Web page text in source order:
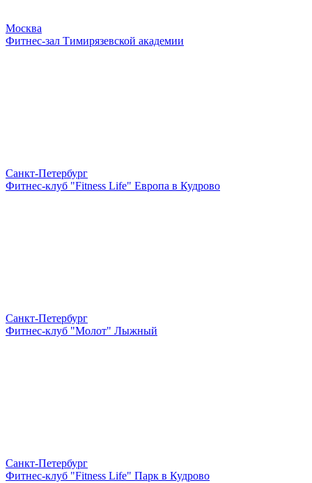
Москва
Фитнес-зал Тимирязевской академии
Санкт-Петербург
Фитнес-клуб "Fitness Life" Европа в Кудрово
Санкт-Петербург
Фитнес-клуб "Молот" Лыжный
Санкт-Петербург
Фитнес-клуб "Fitness Life" Парк в Кудрово